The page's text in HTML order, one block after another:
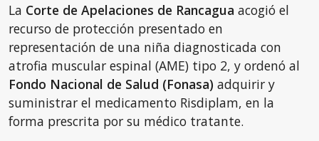
La Corte de Apelaciones de Rancagua acogió el
recurso de protección presentado en
representación de una niña diagnosticada con
atrofia muscular espinal (AME) tipo 2, y ordenó al
Fondo Nacional de Salud (Fonasa) adquirir y
suministrar el medicamento Risdiplam, en la
forma prescrita por su médico tratante.